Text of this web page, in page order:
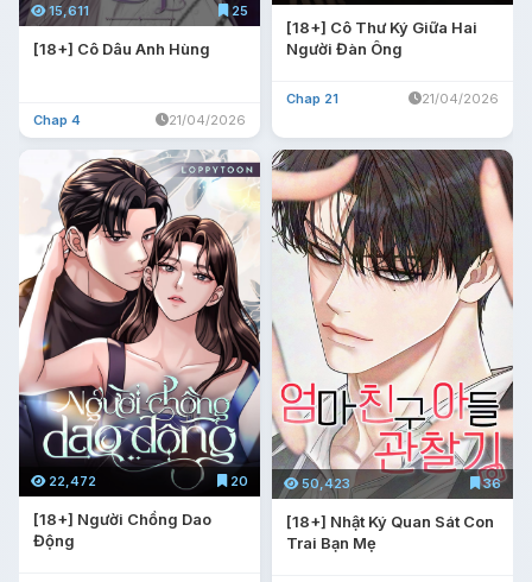
15,611 25
[18+] Cô Dâu Anh Hùng
Chap 4 21/04/2026
[18+] Cô Thư Ký Giữa Hai
Người Đàn Ông
Chap 21 21/04/2026
22,472 20
[18+] Người Chồng Dao
Động
50,423 36
[18+] Nhật Ký Quan Sát Con
Trai Bạn Mẹ